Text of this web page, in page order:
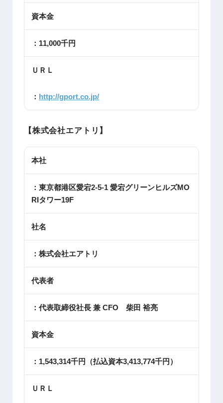
資本金
：11,000千円
ＵＲＬ
： http://gport.co.jp/
【株式会社エアトリ】
本社
：東京都港区愛宕2-5-1 愛宕グリーンヒルズMO
RIタワー19F
社名
：株式会社エアトリ
代表者
：代表取締役社長 兼 CFO 柴田 裕亮
資本金
：1,543,314千円（払込資本3,413,774千円）
ＵＲＬ